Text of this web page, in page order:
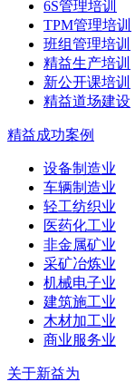
6S管理培训
TPM管理培训
班组管理培训
精益生产培训
新公开课培训
精益道场建设
精益成功案例
设备制造业
车辆制造业
轻工纺织业
医药化工业
非金属矿业
采矿冶炼业
机械电子业
建筑施工业
木材加工业
商业服务业
关于新益为